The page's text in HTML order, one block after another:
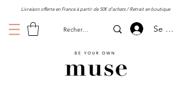
Livraison offerte en France à partir de 50€ d'achats / Retrait en boutique
Se